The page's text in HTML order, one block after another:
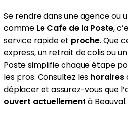
Se rendre dans une agence ou
comme Le Cafe de la Poste,
service rapide et proche. Que
express, un retrait de colis ou
Poste simplifie chaque étape
les pros. Consultez les horaires
déplacer et assurez-vous que
ouvert actuellement à Beauval.